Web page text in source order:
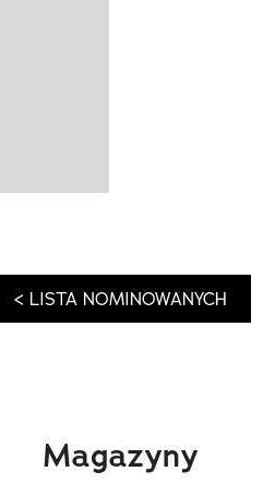
< LISTA NOMINOWANYCH
Magazyny